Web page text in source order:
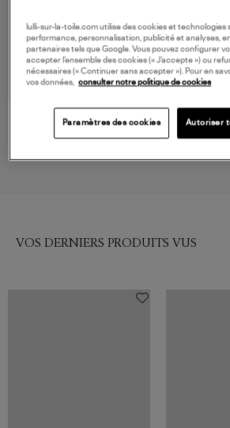
FARM RIO
Blouse Boho Floral Scarf Navy
Top
VOS DERNIERS PRODUITS VUS
lulli-sur-la-toile.com utilise des cookies et technologies
performance, personnalisation, publicité et analyses,
partenaires tels que Google. Vous pouvez configurer
accepter l’ensemble des cookies (« J’accepte ») ou
nécessaires (« Continuer sans accepter »). Pour en
vos données, consulter notre politique de cookies
Paramètres des cookies Autoriser